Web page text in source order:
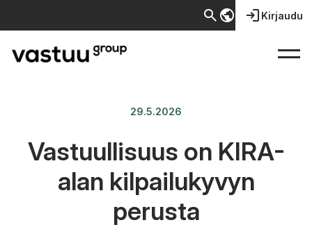
searchpublic login Kirjaudu
29.5.2026
Vastuullisuus on KIRA-
alan kilpailukyvyn
perusta